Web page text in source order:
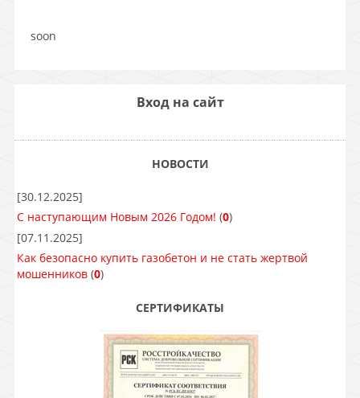
soon
Вход на сайт
НОВОСТИ
[30.12.2025]
С наступающим Новым 2026 Годом! (0)
[07.11.2025]
Как безопасно купить газобетон и не стать жертвой
мошенников (0)
СЕРТИФИКАТЫ